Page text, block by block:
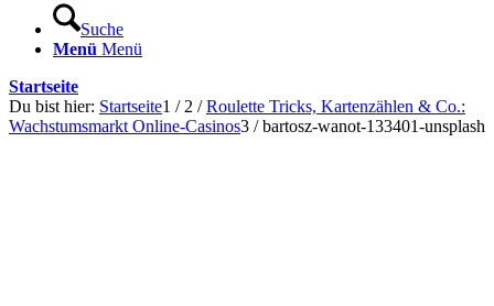
Suche
Menü Menü
Startseite
Du bist hier: Startseite1 / 2 / Roulette Tricks, Kartenzählen & Co.:
Wachstumsmarkt Online-Casinos3 / bartosz-wanot-133401-unsplash